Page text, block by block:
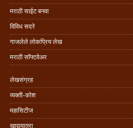
मराठी साईट बनवा
विविध सदरे
गाजलेले लोकप्रिय लेख
मराठी सॉफ्टवेअर
लेखसंग्रह
व्यक्ती-कोश
महासिटीज
खाद्ययात्रा